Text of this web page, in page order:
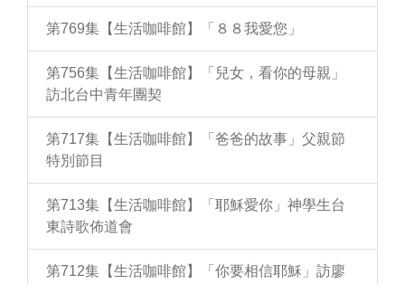
第769集【生活咖啡館】「８８我愛您」
第756集【生活咖啡館】「兒女，看你的母親」
訪北台中青年團契
第717集【生活咖啡館】「爸爸的故事」父親節
特別節目
第713集【生活咖啡館】「耶穌愛你」神學生台
東詩歌佈道會
第712集【生活咖啡館】「你要相信耶穌」訪廖